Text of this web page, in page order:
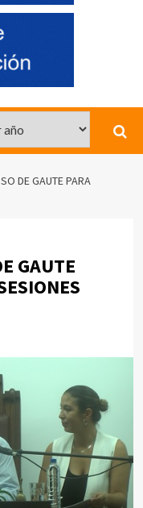
DE GAUTE PARA
GAUTE